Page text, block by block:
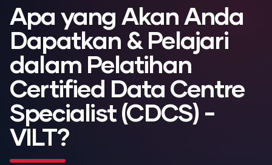
Apa yang Akan Anda
Dapatkan & Pelajari
dalam Pelatihan
Certified Data Centre
Specialist (CDCS) -
VILT?